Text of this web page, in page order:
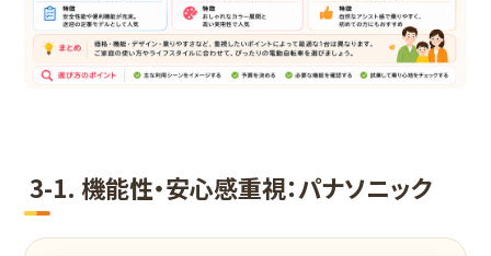
3-1. 機能性・安心感重視：パナソニック